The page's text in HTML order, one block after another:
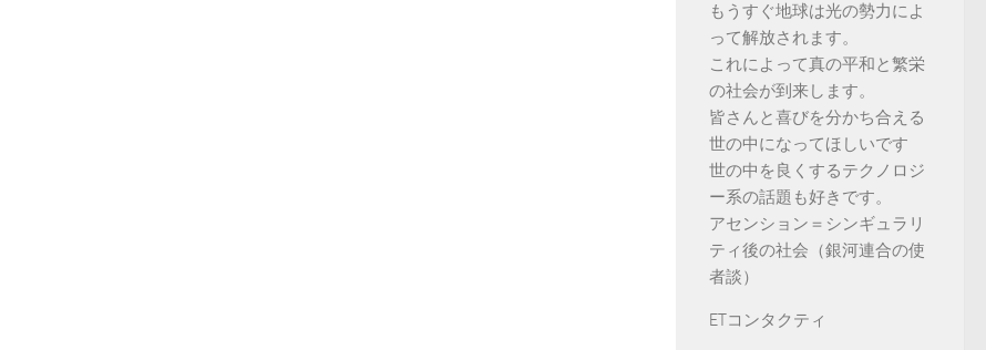
もうすぐ地球は光の勢力によ
って解放されます。
これによって真の平和と繁栄
の社会が到来します。
皆さんと喜びを分かち合える
世の中になってほしいです
世の中を良くするテクノロジ
ー系の話題も好きです。
アセンション＝シンギュラリ
ティ後の社会（銀河連合の使
者談）
ETコンタクティ